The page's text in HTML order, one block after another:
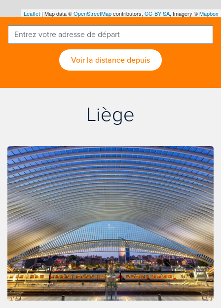
Leaflet | Map data ©OpenStreetMapcontributors, CC-BY-SA, Imagery ©Mapbox
Voir la distance depuis
Liège